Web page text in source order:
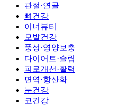
관절·연골
뼈건강
이너뷰티
모발건강
풍성·영양보충
다이어트·슬림
피로개선·활력
면역·항산화
눈건강
코건강